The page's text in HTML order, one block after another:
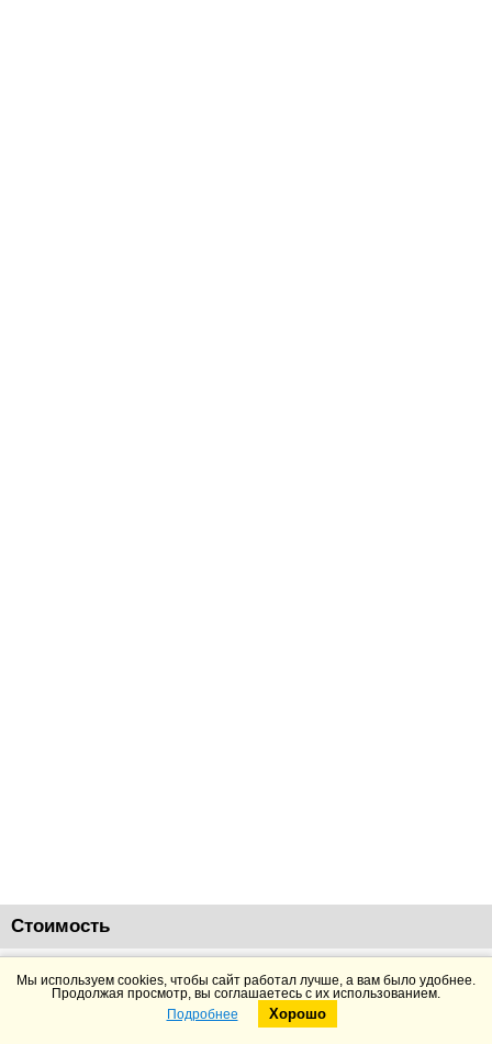
Стоимость
21850 руб. Добавить в корзину Подробнее
Telegram
Мы используем cookies, чтобы сайт работал лучше, а вам было удобнее.
Продолжая просмотр, вы соглашаетесь с их использованием.
Подробнее
Хорошо